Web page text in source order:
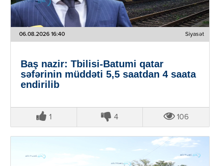
06.08.2026 16:40 Siyasət
Baş nazir: Tbilisi-Batumi qatar
səfərinin müddəti 5,5 saatdan 4 saata
endirilib
1 4 106